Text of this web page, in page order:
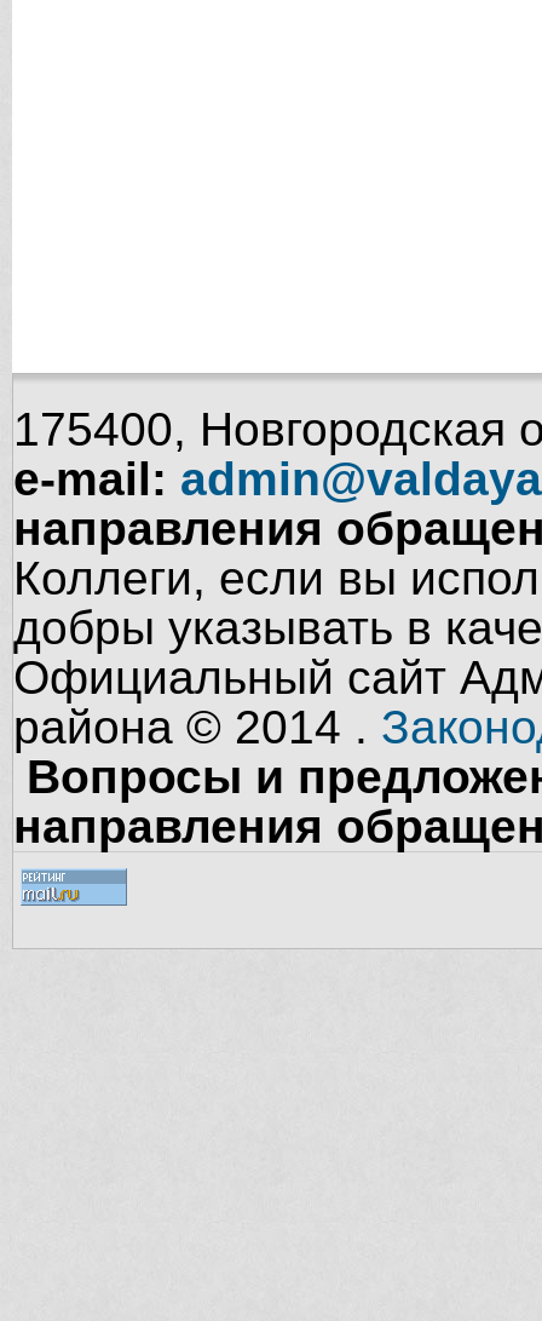
175400, Новгородская
e-mail:
направления
Коллеги, если вы
добры указывать в
Официальный сайт
района © 2014 .
Вопросы и
направления